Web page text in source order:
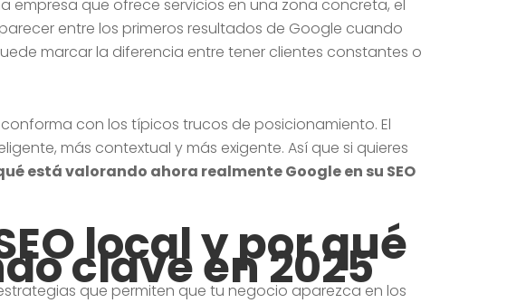
empresa que ofrece servicios en una zona concreta, el
entre los primeros resultados de Google cuando
marcar la diferencia entre tener clientes constantes o
con los típicos trucos de posicionamiento. El
más contextual y más exigente. Así que si quieres
está valorando ahora realmente Google en su SEO
local y por qué
clave en 2025
que permiten que tu negocio aparezca en los